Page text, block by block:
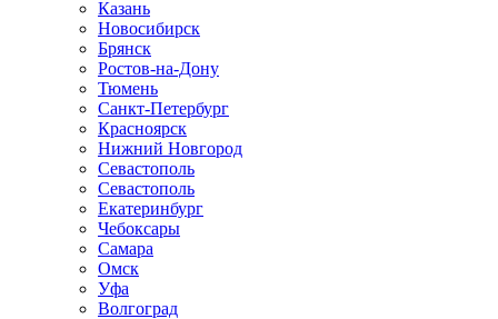
Казань
Новосибирск
Брянск
Ростов-на-Дону
Тюмень
Санкт-Петербург
Красноярск
Нижний Новгород
Севастополь
Севастополь
Екатеринбург
Чебоксары
Самара
Омск
Уфа
Волгоград